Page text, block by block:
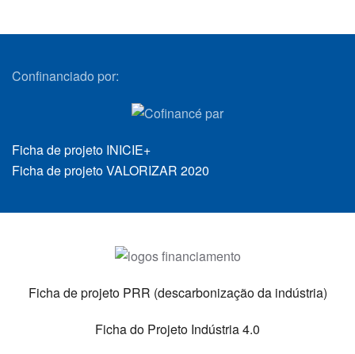
Confinanciado por:
Ficha de projeto INICIE+
Ficha de projeto VALORIZAR 2020
Ficha de projeto PRR (descarbonização da indústria)
Ficha do Projeto Indústria 4.0